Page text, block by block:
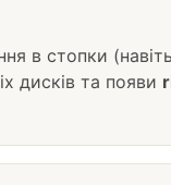
в стопки
дисків та появи